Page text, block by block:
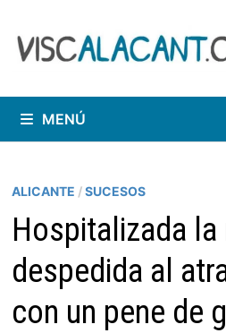
contenido
MENÚ
ALICANTE /SUCESOS
Hospitalizada la
despedida al
con un pene de